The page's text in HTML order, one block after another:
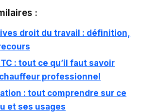
:
droit du travail : définition,
: tout ce qu’il faut savoir
professionnel
: tout comprendre sur ce
et ses usages